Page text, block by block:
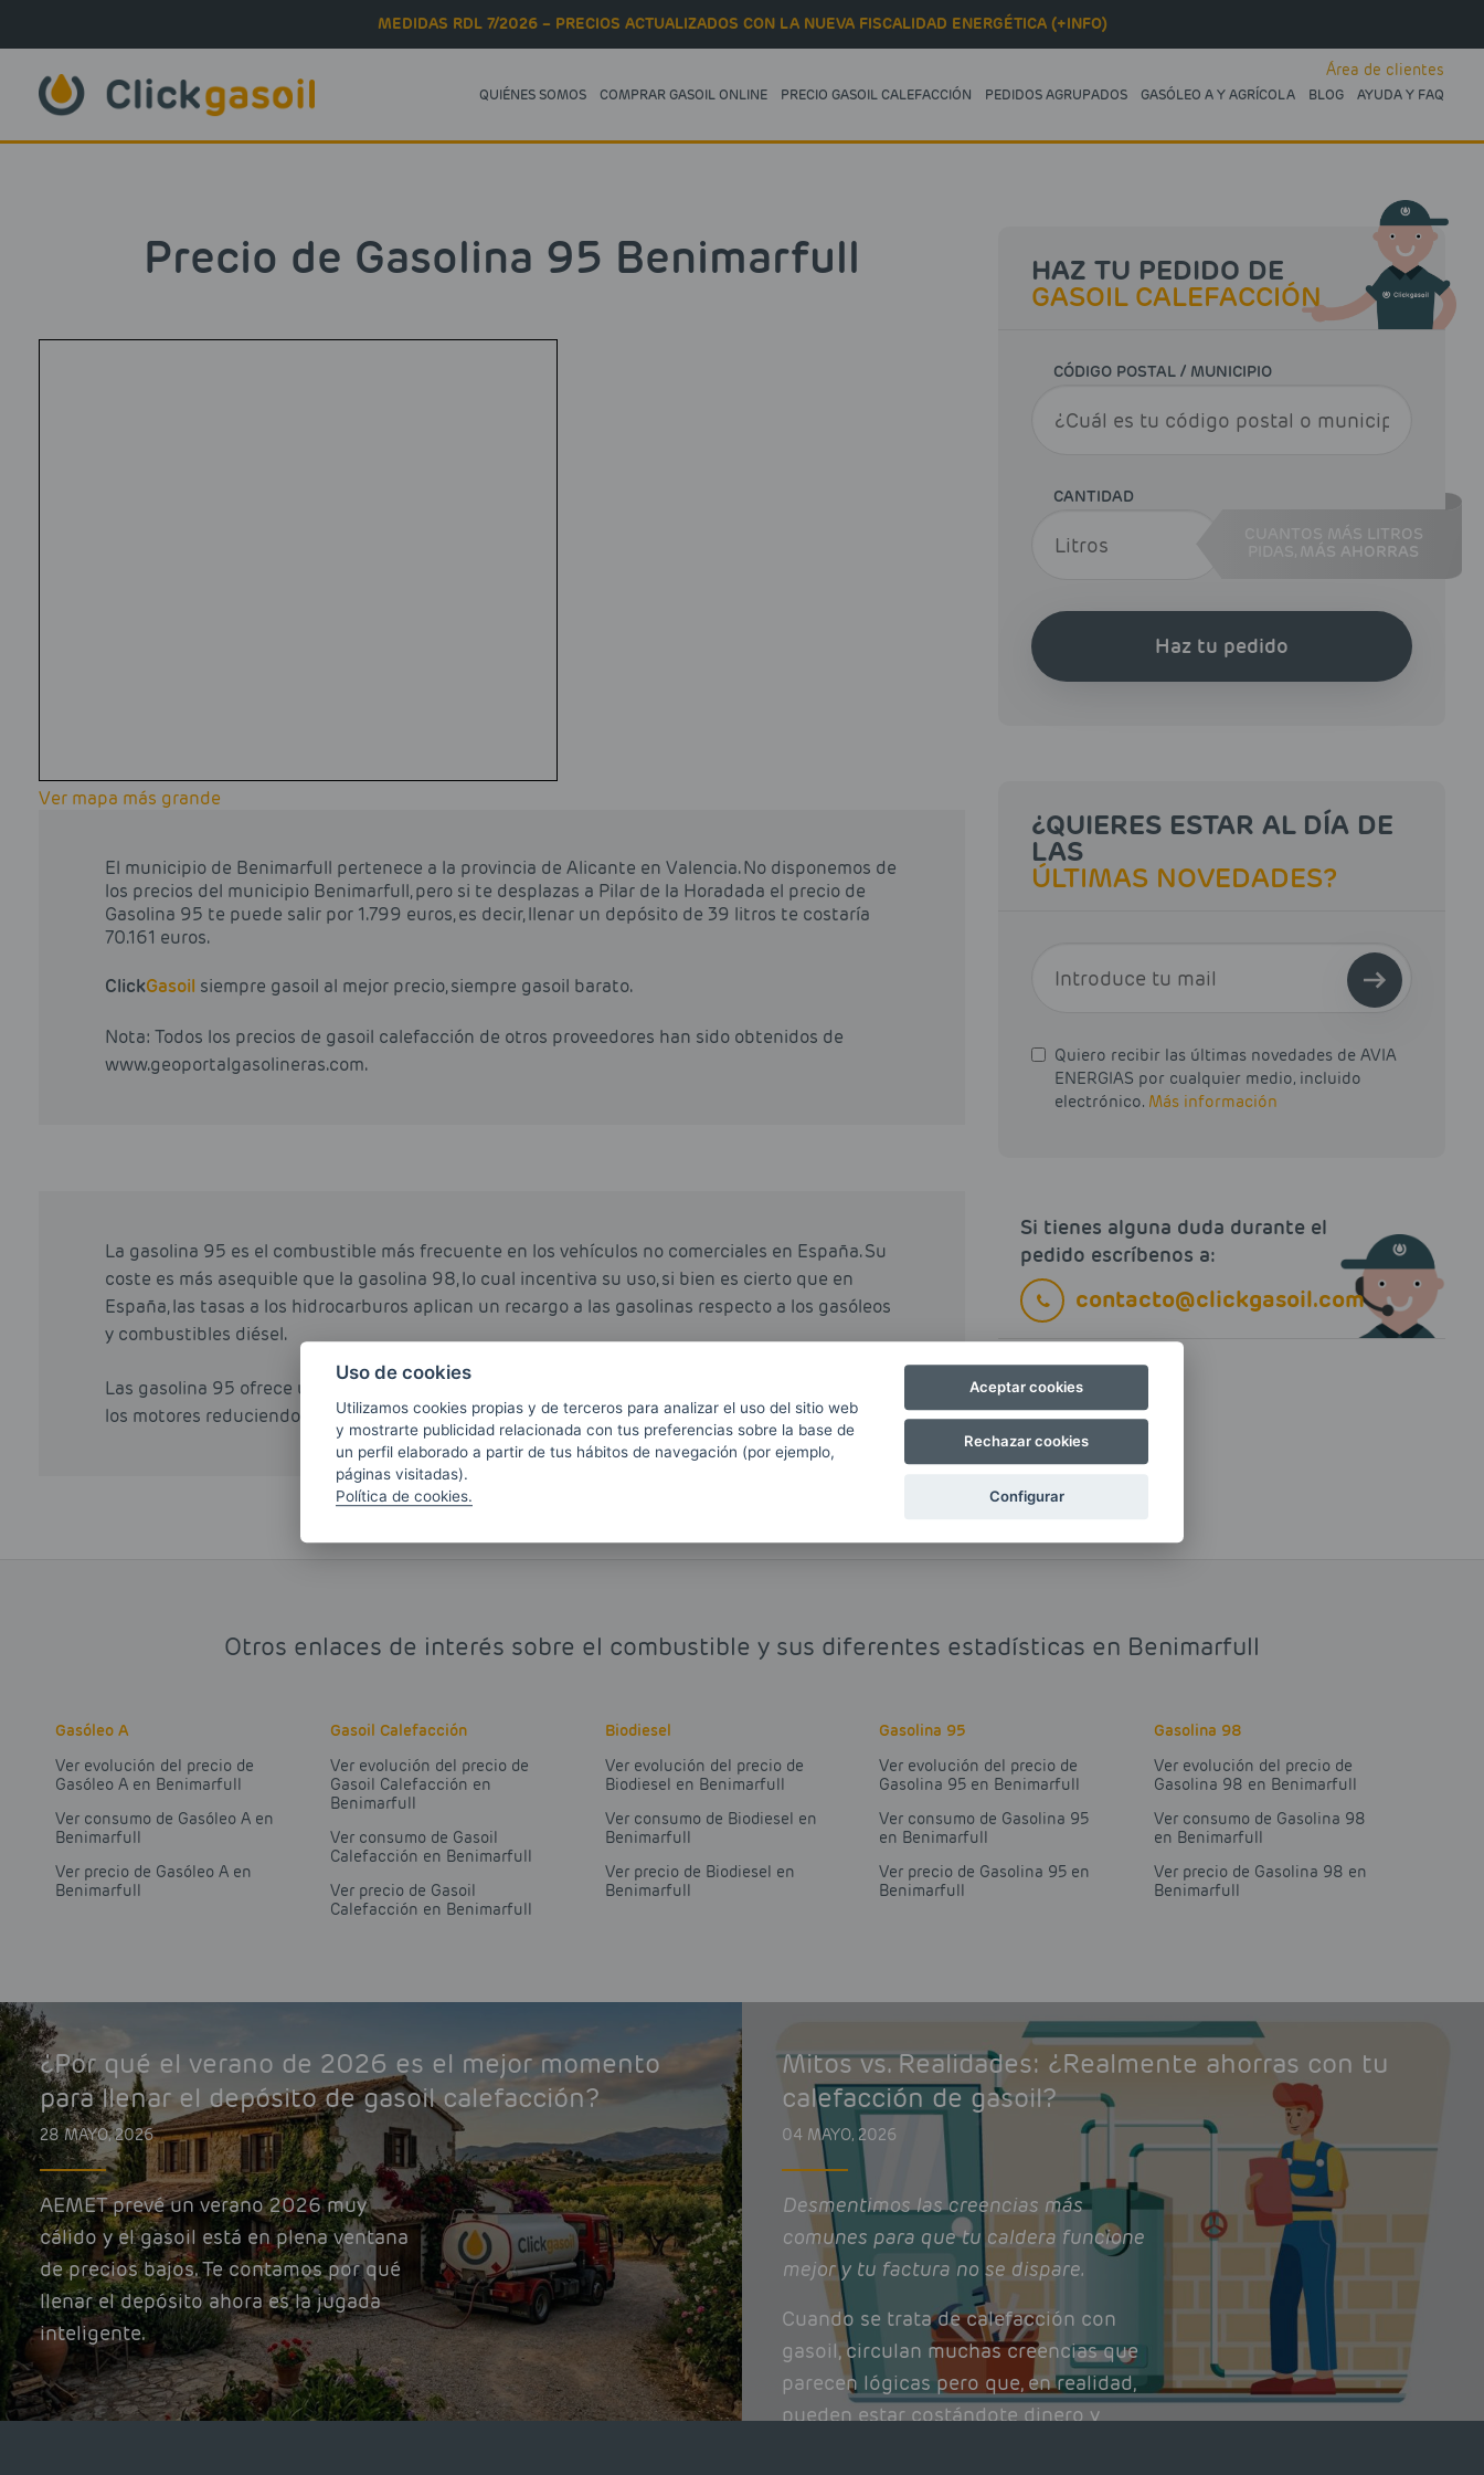
MEDIDAS RDL 7/2026 – PRECIOS ACTUALIZADOS CON LA NUEVA FISCALIDAD ENERGÉTICA (+INFO)
QUIÉNES SOMOS COMPRAR GASOIL ONLINE PRECIO GASOIL CALEFACCIÓN PEDIDOS AGRUPADOS GASÓLEO A Y AGRÍCOLA BLOG AYUDA Y FAQ
Área de clientes
Precio de Gasolina 95 Benimarfull
Ver mapa más grande
El municipio de Benimarfull pertenece a la provincia de Alicante en Valencia. No disponemos de
los precios del municipio Benimarfull, pero si te desplazas a Pilar de la Horadada el precio de
Gasolina 95 te puede salir por 1.799 euros, es decir, llenar un depósito de 39 litros te costaría
70.161 euros.
ClickGasoil siempre gasoil al mejor precio, siempre gasoil barato.
Nota: Todos los precios de gasoil calefacción de otros proveedores han sido obtenidos de
www.geoportalgasolineras.com.
La gasolina 95 es el combustible más frecuente en los vehículos no comerciales en España. Su
coste es más asequible que la gasolina 98, lo cual incentiva su uso, si bien es cierto que en
España, las tasas a los hidrocarburos aplican un recargo a las gasolinas respecto a los gasóleos
y combustibles diésel.
Las gasolina 95 ofrece un mejor rendimiento que el gasóleo y diésel, y ayuda a mantener limpios
los motores reduciendo las cantidades de azufre emitidas.
HAZ TU PEDIDO DE
GASOIL CALEFACCIÓN
CÓDIGO POSTAL / MUNICIPIO
CANTIDAD
CUANTOS MÁS LITROS
MÁS AHORRAS
Haz tu pedido
¿QUIERES ESTAR AL DÍA DE
LAS
ÚLTIMAS NOVEDADES?
Quiero recibir las últimas novedades de AVIA
ENERGIAS por cualquier medio, incluido
electrónico. Más información
Si tienes alguna duda durante el
pedido escríbenos a:
contacto@clickgasoil.com
Otros enlaces de interés sobre el combustible y sus diferentes estadísticas en Benimarfull
Gasóleo A
Ver evolución del precio de
Gasóleo A en Benimarfull
Ver consumo de Gasóleo A en
Benimarfull
Ver precio de Gasóleo A en
Benimarfull
Gasoil Calefacción
Ver evolución del precio de
Gasoil Calefacción en
Benimarfull
Ver consumo de Gasoil
Calefacción en Benimarfull
Ver precio de Gasoil
Calefacción en Benimarfull
Biodiesel
Ver evolución del precio de
Biodiesel en Benimarfull
Ver consumo de Biodiesel en
Benimarfull
Ver precio de Biodiesel en
Benimarfull
Gasolina 95
Ver evolución del precio de
Gasolina 95 en Benimarfull
Ver consumo de Gasolina 95
en Benimarfull
Ver precio de Gasolina 95 en
Benimarfull
Gasolina 98
Ver evolución del precio de
Gasolina 98 en Benimarfull
Ver consumo de Gasolina 98
en Benimarfull
Ver precio de Gasolina 98 en
Benimarfull
¿Por qué el verano de 2026 es el mejor momento
para llenar el depósito de gasoil calefacción?
28 MAYO, 2026
AEMET prevé un verano 2026 muy
cálido y el gasoil está en plena ventana
de precios bajos. Te contamos por qué
llenar el depósito ahora es la jugada
inteligente.
Mitos vs. Realidades: ¿Realmente ahorras con tu
calefacción de gasoil?
04 MAYO, 2026
Desmentimos las creencias más
comunes para que tu caldera funcione
mejor y tu factura no se dispare.
Cuando se trata de calefacción con
gasoil, circulan muchas creencias que
parecen lógicas pero que, en realidad,
pueden estar costándote dinero y
Uso de cookies
Utilizamos cookies propias y de terceros para analizar el uso del sitio web
y mostrarte publicidad relacionada con tus preferencias sobre la base de
un perfil elaborado a partir de tus hábitos de navegación (por ejemplo,
páginas visitadas).
Política de cookies.
Aceptar cookies
Rechazar cookies
Configurar